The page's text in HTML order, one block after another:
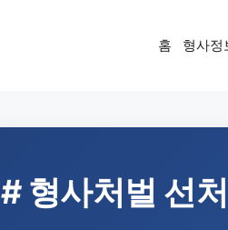
홈 형사정
# 형사처벌 선처